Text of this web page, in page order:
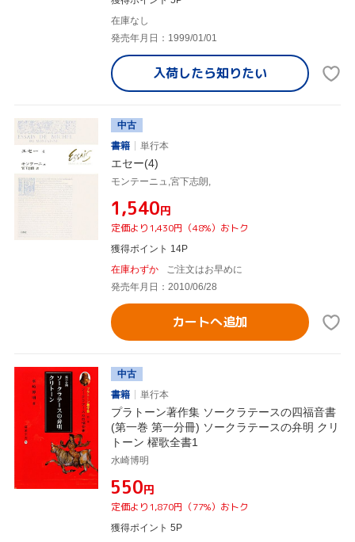
在庫なし
発売年月日：1999/01/01
入荷したら知りたい
中古
書籍
単行本
エセー(4)
モンテーニュ,宮下志朗,
¥1,540円
定価より1,430円（48%）おトク
獲得ポイント 14P
在庫わずか
ご注文はお早めに
発売年月日：2010/06/28
カートへ追加
中古
書籍
単行本
プラトーン著作集 ソークラテースの四福音書
(第一巻 第一分冊) ソークラテースの弁明 クリ
トーン 櫂歌全書1
水崎博明
¥550円
定価より1,870円（77%）おトク
獲得ポイント 5P